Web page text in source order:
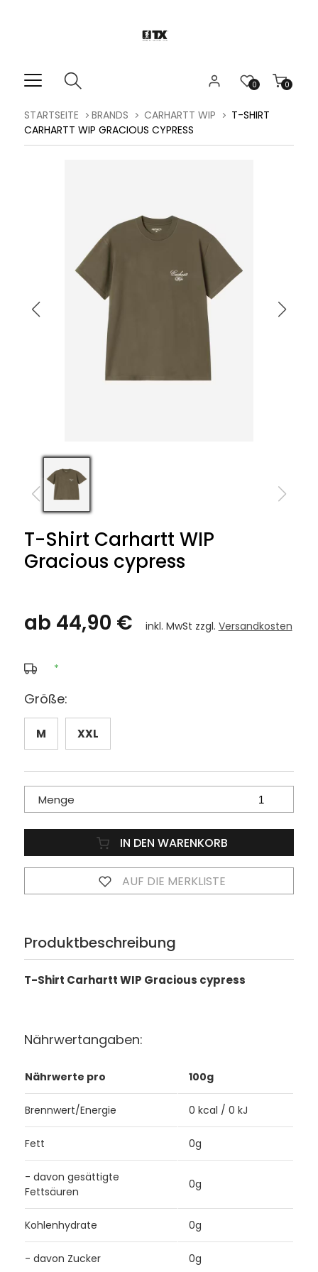
0
0
STARTSEITE BRANDS CARHARTT WIP
T-SHIRT
CARHARTT WIP GRACIOUS CYPRESS
T-Shirt Carhartt WIP
Gracious cypress
ab 44,90 € inkl. MwSt zzgl. Versandkosten
*
Größe:
M XXL
Menge
IN DEN WARENKORB
AUF DIE MERKLISTE
Produktbeschreibung
T-Shirt Carhartt WIP Gracious cypress
Nährwertangaben:
Nährwerte pro 100g
Brennwert/Energie 0 kcal / 0 kJ
Fett 0g
- davon gesättigte
Fettsäuren
0g
Kohlenhydrate 0g
- davon Zucker 0g